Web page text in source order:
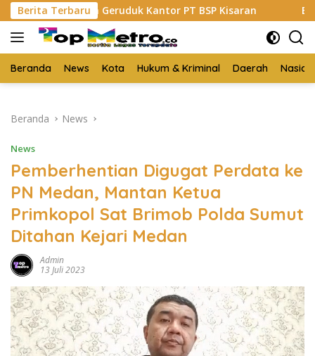
Langsung
ke
konten
Berita Terbaru
Geruduk Kantor PT BSP Kisaran Budi Yanto SH
Beranda News Kota Hukum & Kriminal Daerah
Beranda News
News
Pemberhentian Digugat Perdata ke
PN Medan, Mantan Ketua
Primkopol Sat Brimob Polda Sumut
Ditahan Kejari Medan
Admin
13 Juli 2023